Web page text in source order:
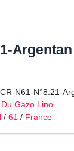
CR-N61-N°8.21-
Du Gazo Lino
/ 61 / France